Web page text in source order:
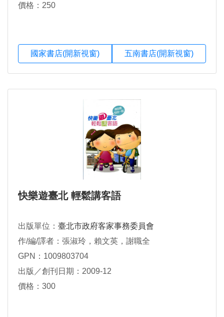
價格：250
國家書店(開新視窗) 五南書店(開新視窗)
快樂遊臺北 輕鬆講客語
出版單位： 臺北市政府客家事務委員會
作/編/譯者：張淑玲，賴文英，謝職全
GPN：1009803704
出版／創刊日期：2009-12
價格：300